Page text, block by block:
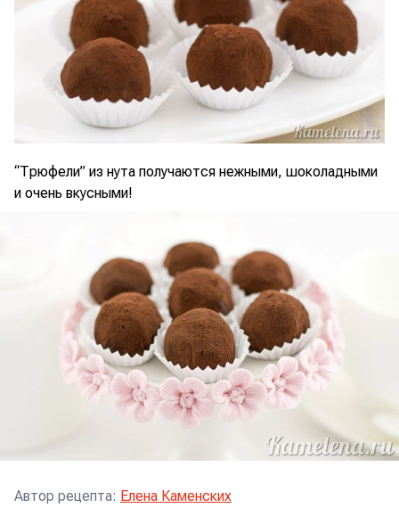
“Трюфели” из нута получаются нежными, шоколадными
и очень вкусными!
Автор рецепта: Елена Каменских